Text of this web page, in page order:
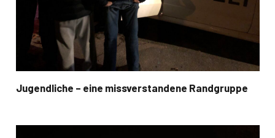
Jugendliche – eine missverstandene Randgruppe